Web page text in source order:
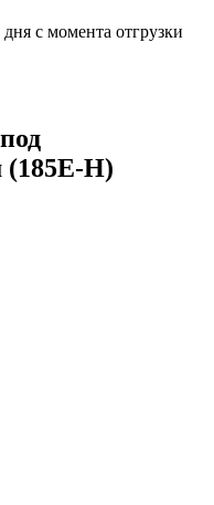
с момента отгрузки
H)